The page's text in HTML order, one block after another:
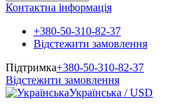
Контактна інформація
+380-50-310-82-37
Відстежити замовлення
Підтримка+380-50-310-82-37
Відстежити замовлення
Українська / USD